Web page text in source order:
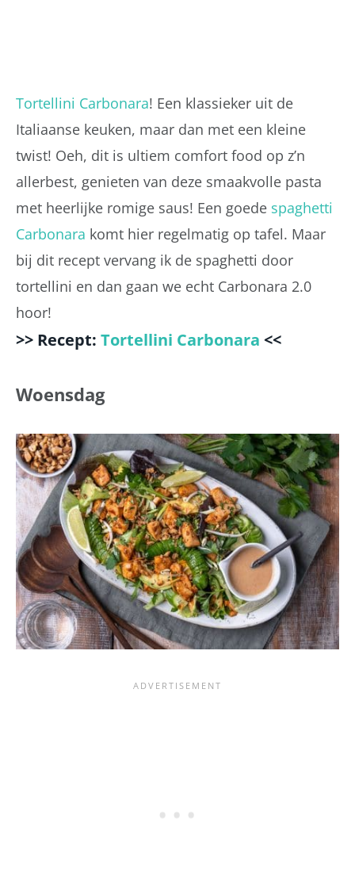
Tortellini Carbonara! Een klassieker uit de
Italiaanse keuken, maar dan met een kleine
twist! Oeh, dit is ultiem comfort food op z’n
allerbest, genieten van deze smaakvolle pasta
met heerlijke romige saus! Een goede spaghetti
Carbonara komt hier regelmatig op tafel. Maar
bij dit recept vervang ik de spaghetti door
tortellini en dan gaan we echt Carbonara 2.0
hoor!
>> Recept: Tortellini Carbonara <<
Woensdag